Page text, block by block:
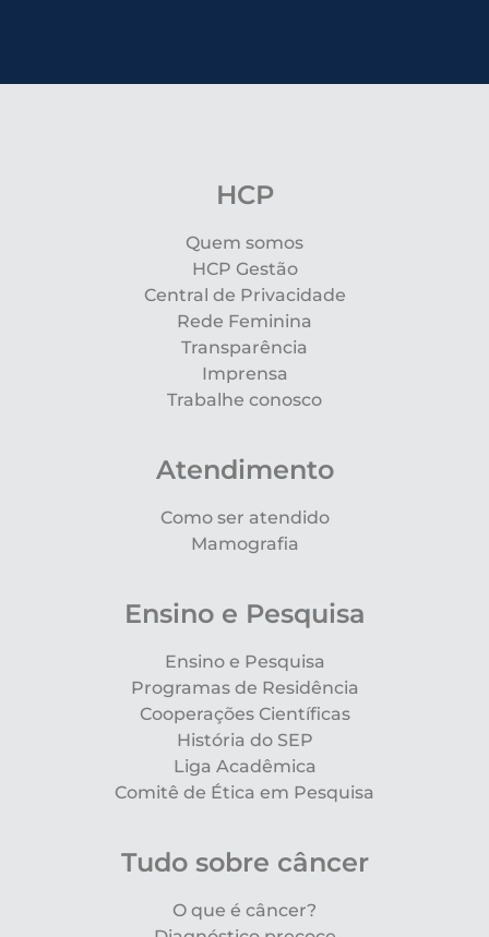
HCP
Quem somos
HCP Gestão
Central de Privacidade
Rede Feminina
Transparência
Imprensa
Trabalhe conosco
Atendimento
Como ser atendido
Mamografia
Ensino e Pesquisa
Ensino e Pesquisa
Programas de Residência
Cooperações Científicas
História do SEP
Liga Acadêmica
Comitê de Ética em Pesquisa
Tudo sobre câncer
O que é câncer?